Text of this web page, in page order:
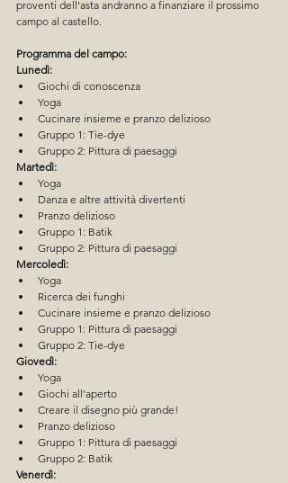
proventi dell'asta andranno a finanziare il prossimo
campo al castello.
Programma del campo:
Lunedì:
Giochi di conoscenza
Yoga
Cucinare insieme e pranzo delizioso
Gruppo 1: Tie-dye
Gruppo 2: Pittura di paesaggi
Martedì:
Yoga
Danza e altre attività divertenti
Pranzo delizioso
Gruppo 1: Batik
Gruppo 2: Pittura di paesaggi
Mercoledì:
Yoga
Ricerca dei funghi
Cucinare insieme e pranzo delizioso
Gruppo 1: Pittura di paesaggi
Gruppo 2: Tie-dye
Giovedì:
Yoga
Giochi all'aperto
Creare il disegno più grande!
Pranzo delizioso
Gruppo 1: Pittura di paesaggi
Gruppo 2: Batik
Venerdì: